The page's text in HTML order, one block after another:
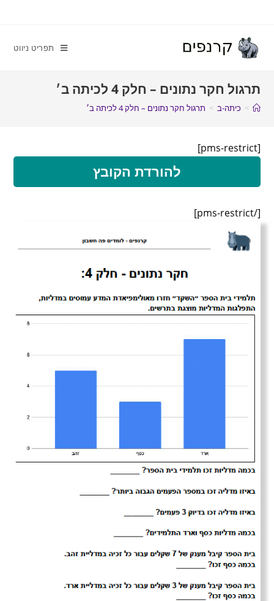
תפריט ניווט
תרגול חקר נתונים – חלק 4 לכיתה ב׳
> כיתה-ב > תרגול חקר נתונים – חלק 4 לכיתה ב׳
[pms-restrict]
להורדת הקובץ
[/pms-restrict]